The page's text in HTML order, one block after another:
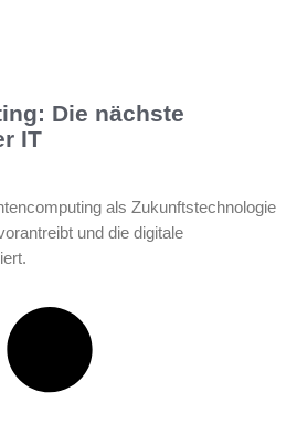
Die nächste
IT
als Zukunftstechnologie
und die digitale